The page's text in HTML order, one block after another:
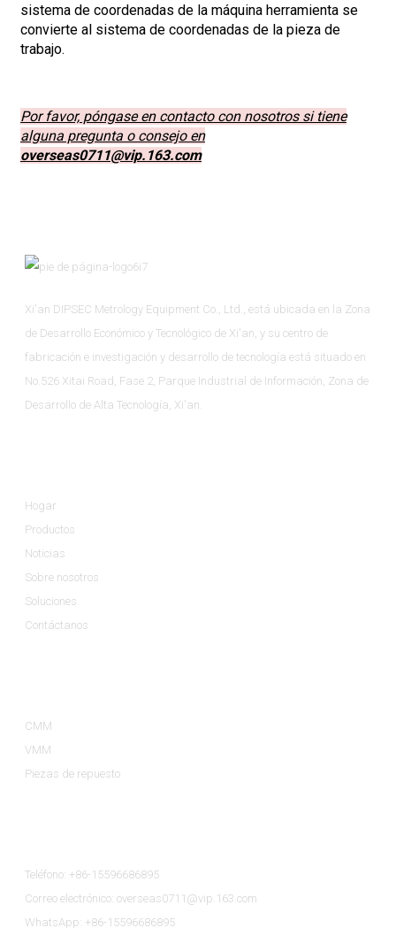
sistema de coordenadas de la máquina herramienta se
convierte al sistema de coordenadas de la pieza de
trabajo.
Por favor, póngase en contacto con nosotros si tiene
alguna pregunta o consejo en
overseas0711@vip.163.com
Xi'an DIPSEC Metrology Equipment Co., Ltd., está ubicada en la Zona
de Desarrollo Económico y Tecnológico de Xi'an, y su centro de
fabricación e investigación y desarrollo de tecnología está situado en
No.526 Xitai Road, Fase 2, Parque Industrial de Información, Zona de
Desarrollo de Alta Tecnología, Xi'an.
Hogar
Productos
Noticias
Sobre nosotros
Soluciones
Contáctanos
CMM
VMM
Piezas de repuesto
Teléfono: +86-15596686895
Correo electrónico: overseas0711@vip.163.com
WhatsApp: +86-15596686895